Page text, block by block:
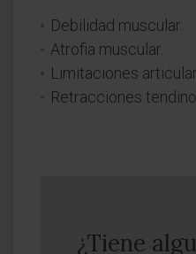
Debilidad muscular.
Atrofia muscular.
Limitaciones
Retracciones
¿Tiene